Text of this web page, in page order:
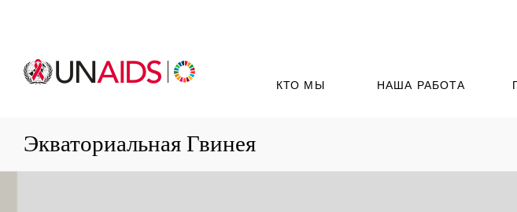
КТО МЫ НАША РАБОТА
Экваториальная Гвинея